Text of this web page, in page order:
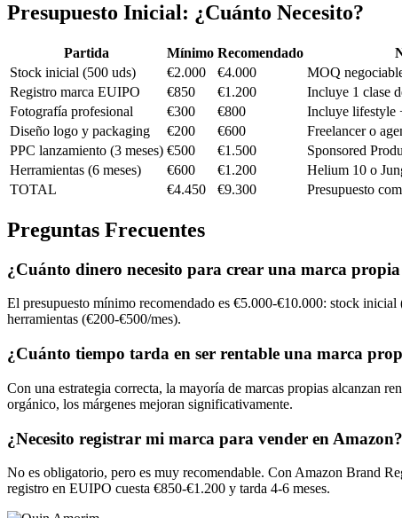
Presupuesto Inicial: ¿Cuánto Necesito?
Partida Mínimo Recomendado
Stock inicial (500 uds)
€2.000 €4.000
MOQ
Registro marca EUIPO
€850 €1.200
Incluye 1 clase
Fotografía profesional
€300 €800
Incluye lifestyle
Diseño logo y packaging
€200 €600
Freelancer o
PPC lanzamiento (3 meses) €500 €1.500
Sponsored
Herramientas (6 meses)
€600 €1.200
Helium 10 o
TOTAL
€4.450 €9.300 Presupuesto
Preguntas Frecuentes
¿Cuánto dinero necesito para crear una marca
El presupuesto mínimo recomendado es €5.000-€10.000: stock
herramientas (€200-€500/mes).
¿Cuánto tiempo tarda en ser rentable una marca
Con una estrategia correcta, la mayoría de marcas propias alcanzan
orgánico, los márgenes mejoran significativamente.
¿Necesito registrar mi marca para vender en Amazon?
No es obligatorio, pero es muy recomendable. Con Amazon Brand
registro en EUIPO cuesta €850-€1.200 y tarda 4-6 meses.